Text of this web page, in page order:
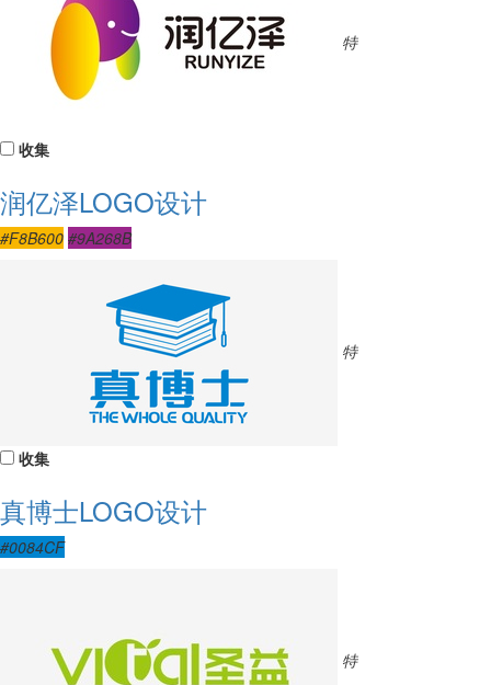
特
收集
润亿泽LOGO设计
#F8B600 #9A268B
特
收集
真博士LOGO设计
#0084CF
特